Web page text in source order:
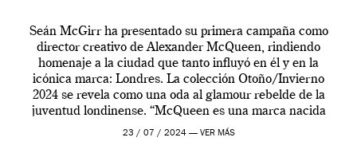
Seán McGirr ha presentado su primera campaña como
director creativo de Alexander McQueen, rindiendo
homenaje a la ciudad que tanto influyó en él y en la
icónica marca: Londres. La colección Otoño/Invierno
2024 se revela como una oda al glamour rebelde de la
juventud londinense. “McQueen es una marca nacida
en Londres y siempre ha […]
23 / 07 / 2024 — VER MÁS